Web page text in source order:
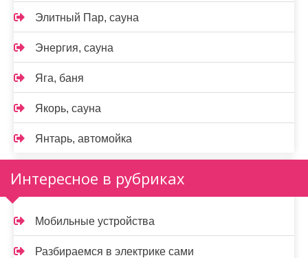
Элитный Пар, сауна
Энергия, сауна
Яга, баня
Якорь, сауна
Янтарь, автомойка
Интересное в рубриках
Мобильные устройства
Разбираемся в электрике сами